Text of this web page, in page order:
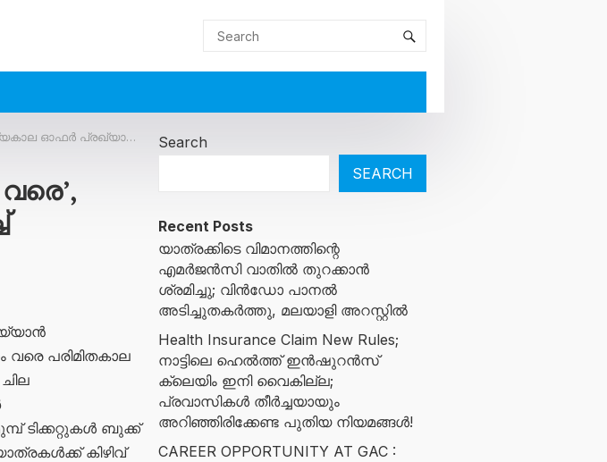
ഇത്തിഹാദ് എയർവേയ്‌സ്
പരിമിതകാല
ടിക്കറ്റുകൾ ബുക്ക്
കിഴിവ്
Search
SEARCH
Recent Posts
യാത്രക്കിടെ വിമാനത്തിന്റെ
എമർജൻസി വാതിൽ തുറക്കാൻ
ശ്രമിച്ചു; വിൻഡോ പാനൽ
അടിച്ചുതകർത്തു, മലയാളി അറസ്റ്റിൽ
Health Insurance Claim New Rules;
നാട്ടിലെ ഹെൽത്ത് ഇൻഷുറൻസ്
ക്ലെയിം ഇനി വൈകില്ല;
പ്രവാസികൾ തീർച്ചയായും
അറിഞ്ഞിരിക്കേണ്ട പുതിയ നിയമങ്ങൾ!
CAREER OPPORTUNITY AT GAC :